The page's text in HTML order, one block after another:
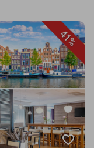
41%
favorite_border